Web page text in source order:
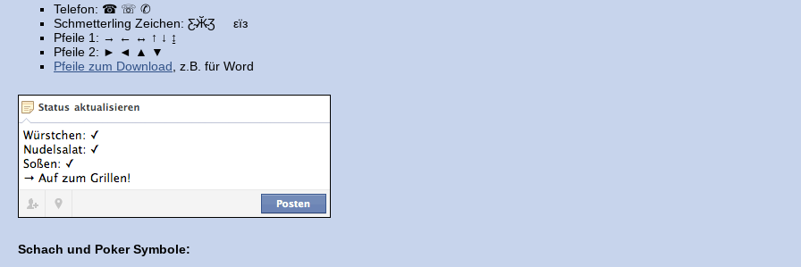
Telefon: ☎ ☏ ✆
Schmetterling Zeichen: Ƹ̴Ӂ̴Ʒ εїз
Pfeile 1: → ← ↔ ↑ ↓ ↨
Pfeile 2: ► ◄ ▲ ▼
Pfeile zum Download , z.B. für Word
Schach und Poker Symbole: